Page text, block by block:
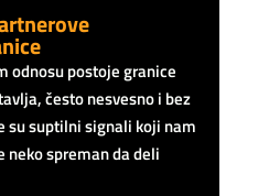
odnosu postoje granice
često nesvesno i bez
su suptilni signali koji nam
neko spreman da deli